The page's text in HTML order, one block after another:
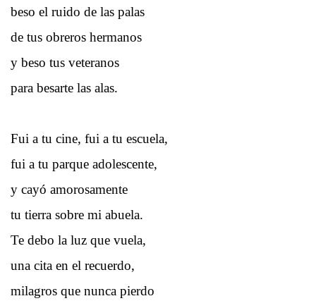
beso el ruido de las palas
de tus obreros hermanos
y beso tus veteranos
para besarte las alas.
Fui a tu cine, fui a tu escuela,
fui a tu parque adolescente,
y cayó amorosamente
tu tierra sobre mi abuela.
Te debo la luz que vuela,
una cita en el recuerdo,
milagros que nunca pierdo